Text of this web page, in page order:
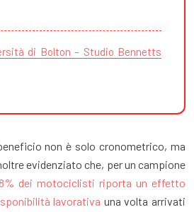
di Bolton – Studio Bennetts
non è solo cronometrico, ma
evidenziato che, per un campione
dei motociclisti riporta un effetto
lavorativa una volta arrivati